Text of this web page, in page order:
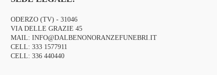
ODERZO (TV) - 31046
VIA DELLE GRAZIE 45
MAIL:INFO@DALBENONORANZEFUNEBRI.IT
CELL:333 1577911
CELL:336 440440